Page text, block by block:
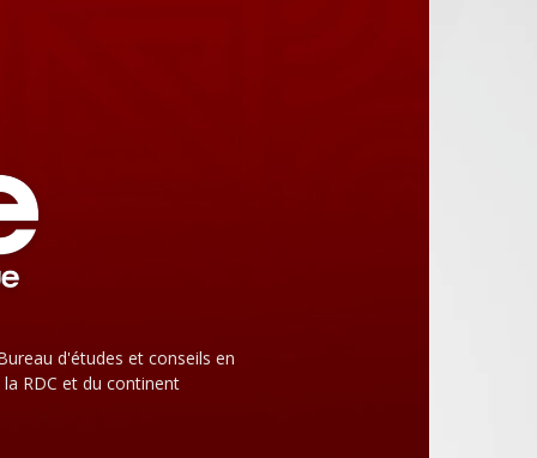
d'études et conseils en
RDC et du continent